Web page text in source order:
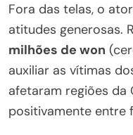
Fora das telas, o
atitudes generosas.
milhões de won
auxiliar as vítimas
afetaram regiões da
positivamente entre